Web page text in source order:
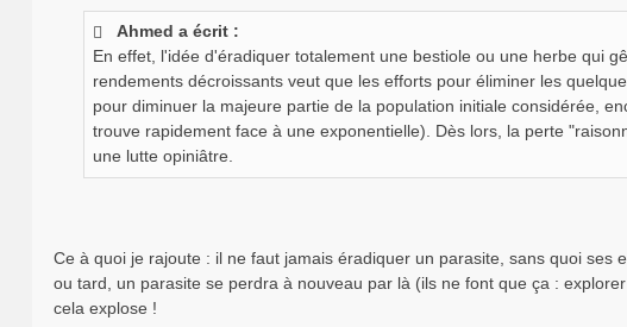
Ahmed a écrit :
En effet, l'idée d'éradiquer totalement une bestiole ou une herbe qui
rendements décroissants veut que les efforts pour éliminer les
pour diminuer la majeure partie de la population initiale considérée,
trouve rapidement face à une exponentielle). Dès lors, la perte
une lutte opiniâtre.
Ce à quoi je rajoute : il ne faut jamais éradiquer un parasite, sans quoi ses
ou tard, un parasite se perdra à nouveau par là (ils ne font que ça :
cela explose !